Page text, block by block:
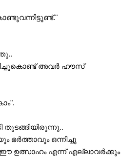
അവർ ഹൗസ്
തുടങ്ങിയിരുന്നു..
ഭർത്താവും ഒന്നിച്ചു
ഉത്സാഹം എന്ന് എല്ലാവർക്കും